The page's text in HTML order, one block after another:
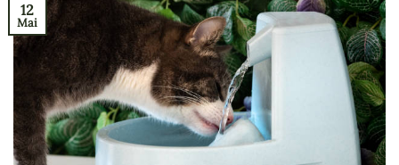
12
Mai